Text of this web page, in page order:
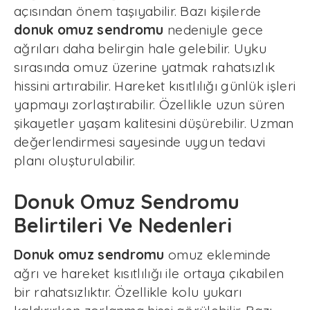
açısından önem taşıyabilir. Bazı kişilerde
donuk omuz sendromu nedeniyle gece
ağrıları daha belirgin hale gelebilir. Uyku
sırasında omuz üzerine yatmak rahatsızlık
hissini artırabilir. Hareket kısıtlılığı günlük işleri
yapmayı zorlaştırabilir. Özellikle uzun süren
şikayetler yaşam kalitesini düşürebilir. Uzman
değerlendirmesi sayesinde uygun tedavi
planı oluşturulabilir.
Donuk Omuz Sendromu
Belirtileri Ve Nedenleri
Donuk omuz sendromu omuz ekleminde
ağrı ve hareket kısıtlılığı ile ortaya çıkabilen
bir rahatsızlıktır. Özellikle kolu yukarı